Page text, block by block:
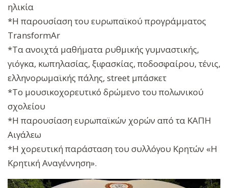
ηλικία
*Η παρουσίαση του ευρωπαϊκού προγράμματος
TransformAr
*Τα ανοιχτά μαθήματα ρυθμικής γυμναστικής,
γιόγκα, κωπηλασίας, ξιφασκίας, ποδοσφαίρου, τένις,
ελληνορωμαϊκής πάλης, street μπάσκετ
*Το μουσικοχορευτικό δρώμενο του πολωνικού
σχολείου
*Η παρουσίαση ευρωπαϊκών χορών από τα ΚΑΠΗ
Αιγάλεω
*Η χορευτική παράσταση του συλλόγου Κρητών «Η
Κρητική Αναγέννηση».